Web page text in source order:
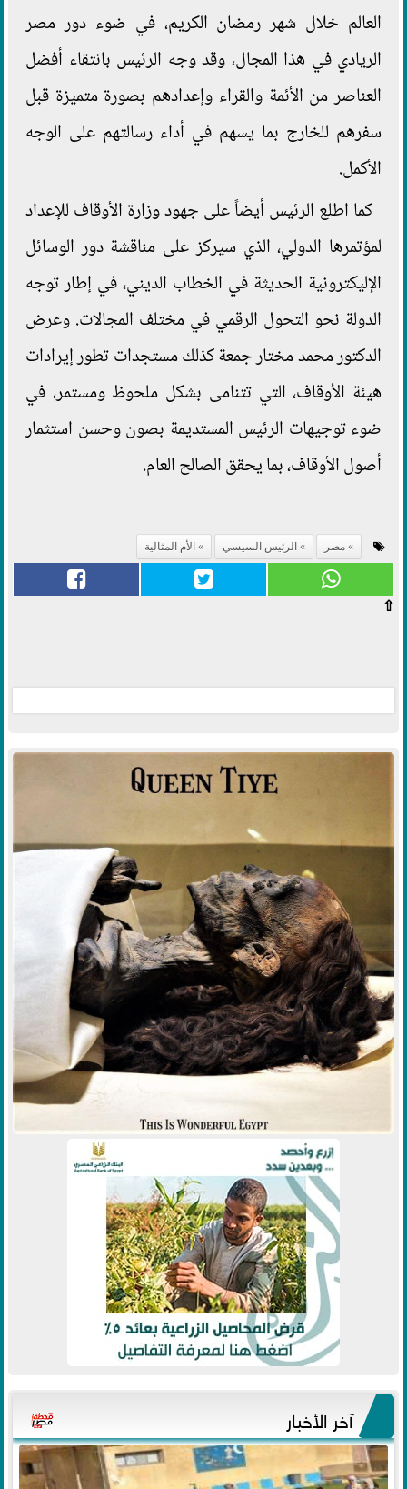
العالم خلال شهر رمضان الكريم، في ضوء دور مصر
الريادي في هذا المجال، وقد وجه الرئيس بانتقاء أفضل
العناصر من الأئمة والقراء وإعدادهم بصورة متميزة قبل
سفرهم للخارج بما يسهم في أداء رسالتهم على الوجه
الأكمل.
كما اطلع الرئيس أيضاً على جهود وزارة الأوقاف للإعداد
لمؤتمرها الدولي، الذي سيركز على مناقشة دور الوسائل
الإليكترونية الحديثة في الخطاب الديني، في إطار توجه
الدولة نحو التحول الرقمي في مختلف المجالات. وعرض
الدكتور محمد مختار جمعة كذلك مستجدات تطور إيرادات
هيئة الأوقاف، التي تتنامى بشكل ملحوظ ومستمر، في
ضوء توجيهات الرئيس المستديمة بصون وحسن استثمار
أصول الأوقاف، بما يحقق الصالح العام.
مصر الرئيس السيسي الأم المثالية
⇧
آخر الأخبار